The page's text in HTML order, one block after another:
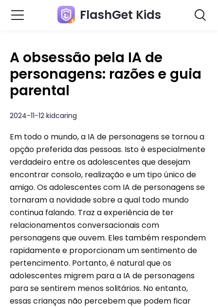
FlashGet Kids
A obsessão pela IA de
personagens: razões e guia
parental
2024-11-12 kidcaring
Em todo o mundo, a IA de personagens se tornou a
opção preferida das pessoas. Isto é especialmente
verdadeiro entre os adolescentes que desejam
encontrar consolo, realização e um tipo único de
amigo. Os adolescentes com IA de personagens se
tornaram a novidade sobre a qual todo mundo
continua falando. Traz a experiência de ter
relacionamentos conversacionais com
personagens que ouvem. Eles também respondem
rapidamente e proporcionam um sentimento de
pertencimento. Portanto, é natural que os
adolescentes migrem para a IA de personagens
para se sentirem menos solitários. No entanto,
essas crianças não percebem que podem ficar